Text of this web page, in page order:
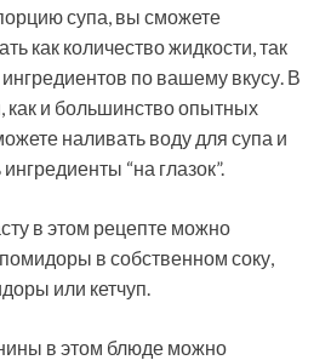
супа, вы сможете
как количество жидкости, так
по вашему вкусу. В
и большинство опытных
наливать воду для супа и
“на глазок”.
в этом рецепте можно
в собственном соку,
или кетчуп.
в этом блюде можно